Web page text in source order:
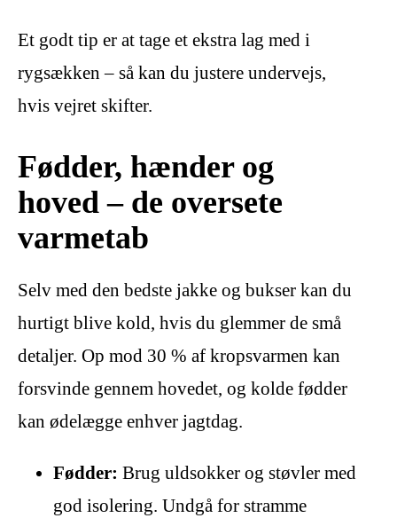
Et godt tip er at tage et ekstra lag med i
rygsækken – så kan du justere undervejs,
hvis vejret skifter.
Fødder, hænder og
hoved – de oversete
varmetab
Selv med den bedste jakke og bukser kan du
hurtigt blive kold, hvis du glemmer de små
detaljer. Op mod 30 % af kropsvarmen kan
forsvinde gennem hovedet, og kolde fødder
kan ødelægge enhver jagtdag.
Fødder: Brug uldsokker og støvler med
god isolering. Undgå for stramme